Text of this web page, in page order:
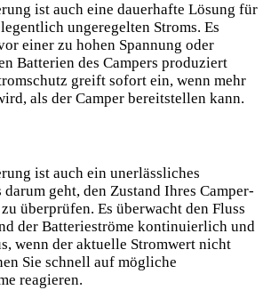
ist auch eine dauerhafte Lösung für
ungeregelten Stroms. Es
einer⁣ zu hohen Spannung⁢ oder
Batterien des Campers ⁢produziert
greift sofort ein, wenn mehr
als der Camper bereitstellen kann.
ist auch ein unerlässliches
darum⁢ geht, den Zustand Ihres Camper-
überprüfen. Es überwacht den ‌Fluss
der Batterieströme kontinuierlich und
wenn der aktuelle Stromwert nicht
⁢Sie schnell auf mögliche
reagieren.